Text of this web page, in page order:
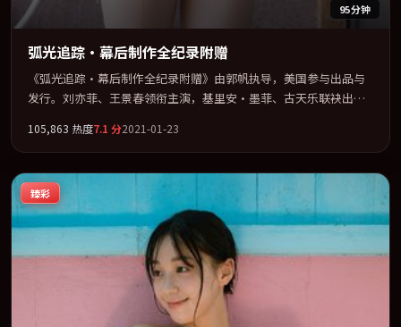
95分钟
弧光追踪·幕后制作全纪录附赠
《弧光追踪·幕后制作全纪录附赠》由郭帆执导，美国参与出品与
发行。刘亦菲、王景春领衔主演，基里安·墨菲、古天乐联袂出
争」类型为骨架，在叙事、表演与视听上力求统一。定于 2021-10-
08 在内地院线及主流平台同步亮相，2021 年度话题片中口碑稳健，
适合喜欢强情节与人物弧光的观众完整观看。
105,863 热度7.1 分2021-01-23
臻彩